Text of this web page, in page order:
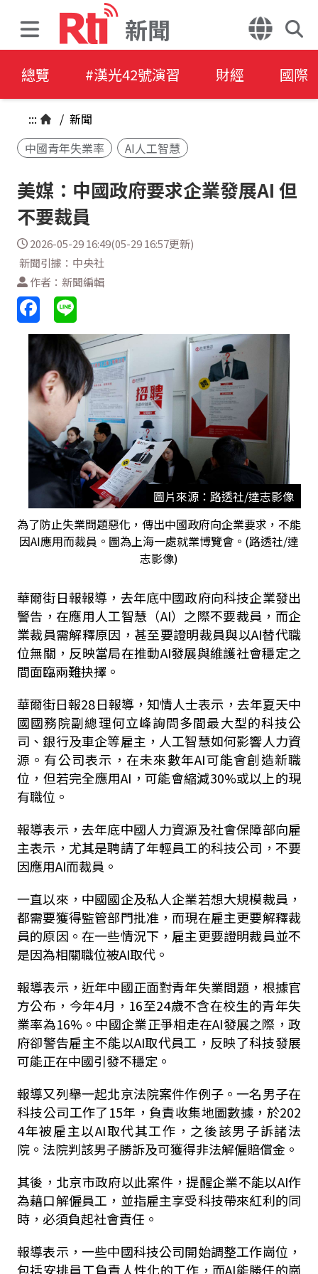
新聞
總覽 #漢光42號演習 財經 國際
::: / 新聞
中國青年失業率
AI人工智慧
美媒：中國政府要求企業發展AI 但
不要裁員
2026-05-29 16:49(05-29 16:57更新)
新聞引據：中央社
作者：新聞編輯
圖片來源：路透社/達志影像
為了防止失業問題惡化，傳出中國政府向企業要求，不能
因AI應用而裁員。圖為上海一處就業博覽會。(路透社/達
志影像)
華爾街日報報導，去年底中國政府向科技企業發出
警告，在應用人工智慧（AI）之際不要裁員，而企
業裁員需解釋原因，甚至要證明裁員與以AI替代職
位無關，反映當局在推動AI發展與維護社會穩定之
間面臨兩難抉擇。
華爾街日報28日報導，知情人士表示，去年夏天中
國國務院副總理何立峰詢問多間最大型的科技公
司、銀行及車企等雇主，人工智慧如何影響人力資
源。有公司表示，在未來數年AI可能會創造新職
位，但若完全應用AI，可能會縮減30%或以上的現
有職位。
報導表示，去年底中國人力資源及社會保障部向雇
主表示，尤其是聘請了年輕員工的科技公司，不要
因應用AI而裁員。
一直以來，中國國企及私人企業若想大規模裁員，
都需要獲得監管部門批准，而現在雇主更要解釋裁
員的原因。在一些情況下，雇主更要證明裁員並不
是因為相關職位被AI取代。
報導表示，近年中國正面對青年失業問題，根據官
方公布，今年4月，16至24歲不含在校生的青年失
業率為16%。中國企業正爭相走在AI發展之際，政
府卻警告雇主不能以AI取代員工，反映了科技發展
可能正在中國引發不穩定。
報導又列舉一起北京法院案件作例子。一名男子在
科技公司工作了15年，負責收集地圖數據，於202
4年被雇主以AI取代其工作，之後該男子訴諸法
院。法院判該男子勝訴及可獲得非法解僱賠償金。
其後，北京市政府以此案件，提醒企業不能以AI作
為藉口解僱員工，並指雇主享受科技帶來紅利的同
時，必須負起社會責任。
報導表示，一些中國科技公司開始調整工作崗位，
包括安排員工負責人性化的工作，而AI能勝任的崗